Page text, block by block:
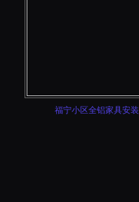
福宁小区全铝家具安装